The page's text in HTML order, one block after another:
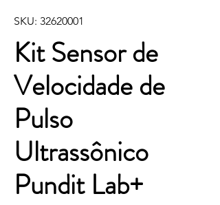
SKU: 32620001
Kit Sensor de
Velocidade de
Pulso
Ultrassônico
Pundit Lab+